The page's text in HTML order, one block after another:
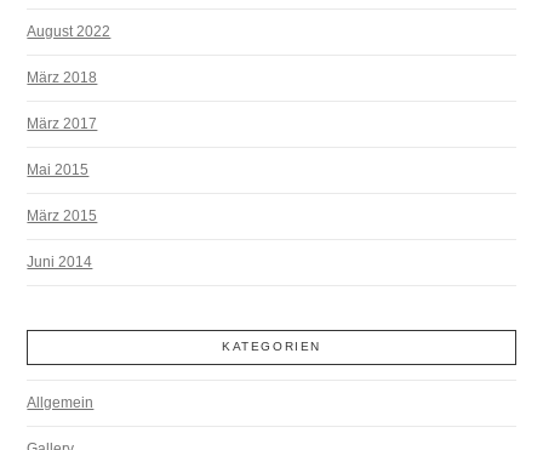
August 2022
März 2018
März 2017
Mai 2015
März 2015
Juni 2014
KATEGORIEN
Allgemein